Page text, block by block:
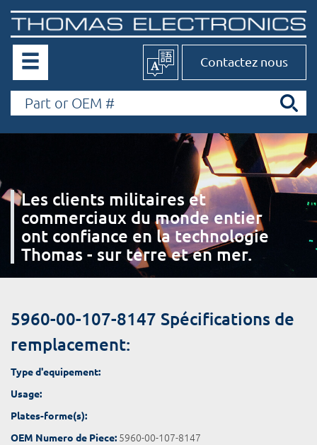
Contactez nous
Les clients militaires et
commerciaux du monde entier
ont confiance en la technologie
Thomas - sur terre et en mer.
5960-00-107-8147 Spécifications de
remplacement:
Type d'equipement:
Usage:
Plates-forme(s):
OEM Numero de Piece: 5960-00-107-8147